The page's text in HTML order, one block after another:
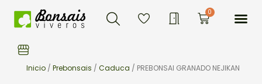
Buscar 0Carrito
Inicio / Prebonsais / Caduca / PREBONSAI GRANADO NEJIKAN